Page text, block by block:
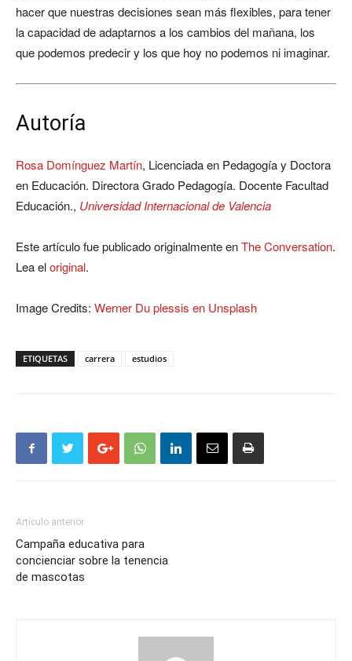
hacer que nuestras decisiones sean más flexibles, para tener
la capacidad de adaptarnos a los cambios del mañana, los
que podemos predecir y los que hoy no podemos ni imaginar.
Autoría
Rosa Domínguez Martín, Licenciada en Pedagogía y Doctora
en Educación. Directora Grado Pedagogía. Docente Facultad
Educación., Universidad Internacional de Valencia
Este artículo fue publicado originalmente enThe Conversation.
Lea eloriginal.
Image Credits: Werner Du plessis en Unsplash
ETIQUETAS carrera estudios
Artículo anterior
Campaña educativa para
concienciar sobre la tenencia
de mascotas